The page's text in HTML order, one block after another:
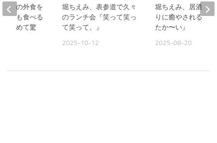
堀ちえみ、表参道で久々
のランチ会『笑って笑っ
て笑って。』
2025-10-12
堀ちえみ、居酒屋
りに癒やされる夜
たか〜い』
2025-08-20
夫との外食を
よりも食べる
て改めて驚